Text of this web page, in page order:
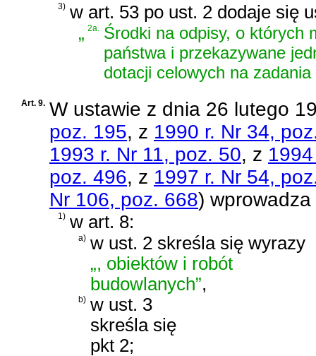
3) w art. 53 po ust. 2 dodaje się
„2a. Środki na odpisy, o których
państwa i przekazywane
dotacji celowych na zadania
Art. 9. W ustawie z dnia 26 lutego
poz. 195, z 1990 r. Nr 34,
1993 r. Nr 11, poz. 50, z
poz. 496, z 1997 r. Nr 54,
Nr 106, poz. 668)
1) w art. 8:
a) w ust. 2 skreśla się wyrazy
„, obiektów i robót
budowlanych”,
b) w ust. 3
skreśla się
pkt 2;